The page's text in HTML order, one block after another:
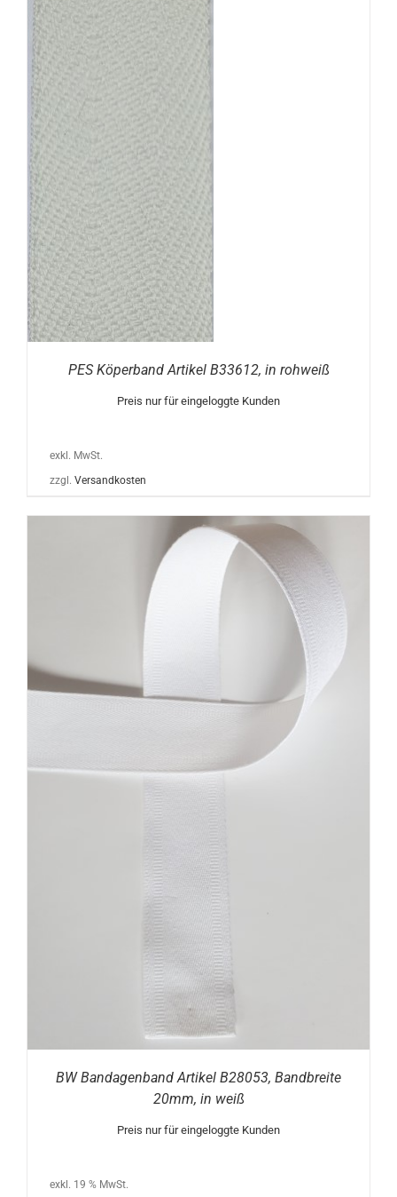
PES Köperband Artikel B33612, in rohweiß
Preis nur für eingeloggte Kunden
exkl. MwSt.
zzgl. Versandkosten
BW Bandagenband Artikel B28053, Bandbreite
20mm, in weiß
Preis nur für eingeloggte Kunden
exkl. 19 % MwSt.